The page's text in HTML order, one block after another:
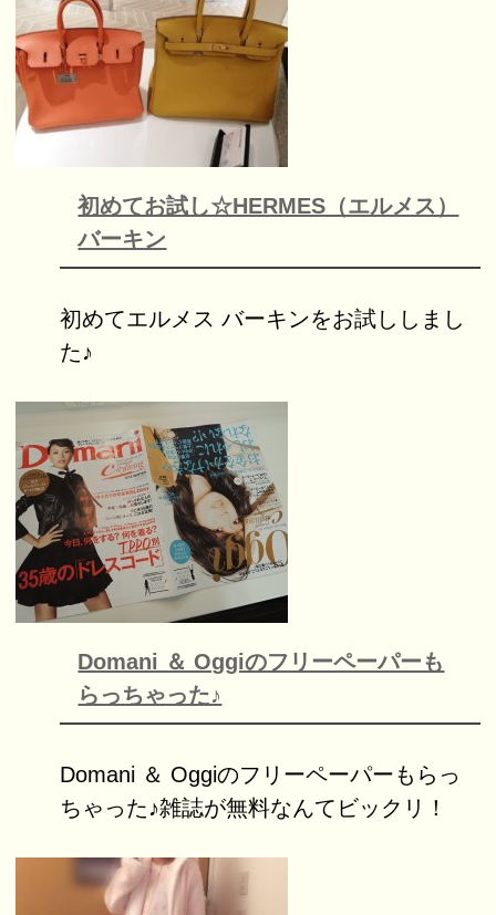
初めてお試し☆HERMES（エルメス）
バーキン
初めてエルメス バーキンをお試ししまし
た♪
Domani ＆ Oggiのフリーペーパーも
らっちゃった♪
Domani ＆ Oggiのフリーペーパーもらっ
ちゃった♪雑誌が無料なんてビックリ！